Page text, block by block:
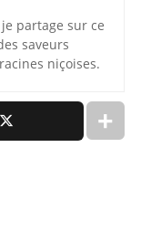
partage sur ce
saveurs
niçoises.